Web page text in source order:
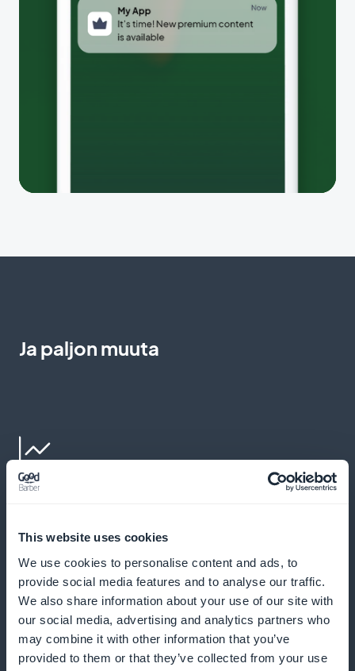
This website uses cookies
We use cookies to personalise content and ads, to
provide social media features and to analyse our traffic.
We also share information about your use of our site with
our social media, advertising and analytics partners who
may combine it with other information that you’ve
provided to them or that they’ve collected from your use
Ja paljon muuta
Reaaliaikaiset tilastot
Analysoi tilaajien käyttäytymistä ja säädä strategioita
sitoutumisen ja tulojen maksimoimiseksi. Saat tiedot,
joita tarvitset ymmärtämään koulutusyleisösi
mieltymyksiä ja käyttäytymistä, jolloin voit
optimoida sisältösi ja vastata täsmällisesti heidän
koulutusodotuksiinsa